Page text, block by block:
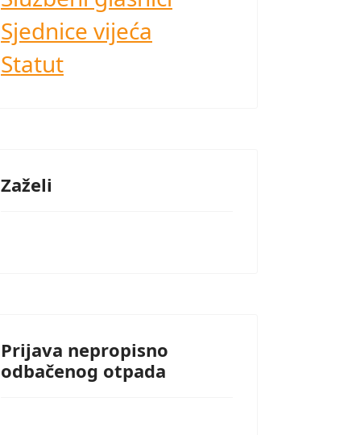
Sjednice vijeća
Statut
Zaželi
Prijava nepropisno
odbačenog otpada